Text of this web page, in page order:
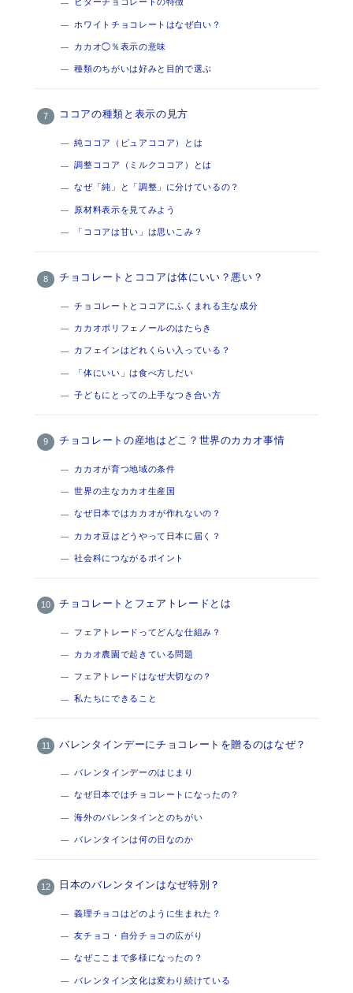
ホワイトチョコレートはなぜ白い？
カカオ◯％表示の意味
種類のちがいは好みと目的で選ぶ
ココアの種類と表示の見方
純ココア（ピュアココア）とは
調整ココア（ミルクココア）とは
なぜ「純」と「調整」に分けているの？
原材料表示を見てみよう
「ココアは甘い」は思いこみ？
チョコレートとココアは体にいい？悪い？
チョコレートとココアにふくまれる主な成分
カカオポリフェノールのはたらき
カフェインはどれくらい入っている？
「体にいい」は食べ方しだい
子どもにとっての上手なつき合い方
チョコレートの産地はどこ？世界のカカオ事情
カカオが育つ地域の条件
世界の主なカカオ生産国
なぜ日本ではカカオが作れないの？
カカオ豆はどうやって日本に届く？
社会科につながるポイント
チョコレートとフェアトレードとは
フェアトレードってどんな仕組み？
カカオ農園で起きている問題
フェアトレードはなぜ大切なの？
私たちにできること
バレンタインデーにチョコレートを贈るのはなぜ？
バレンタインデーのはじまり
なぜ日本ではチョコレートになったの？
海外のバレンタインとのちがい
バレンタインは何の日なのか
日本のバレンタインはなぜ特別？
義理チョコはどのように生まれた？
友チョコ・自分チョコの広がり
なぜここまで多様になったの？
バレンタイン文化は変わり続けている